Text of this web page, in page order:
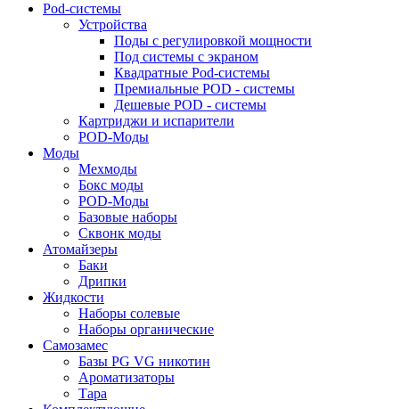
Pod-системы
Устройства
Поды с регулировкой мощности
Под системы с экраном
Квадратные Pod-системы
Премиальные POD - системы
Дешевые POD - системы
Картриджи и испарители
POD-Моды
Моды
Мехмоды
Бокс моды
POD-Моды
Базовые наборы
Сквонк моды
Атомайзеры
Баки
Дрипки
Жидкости
Наборы солевые
Наборы органические
Самозамес
Базы PG VG никотин
Ароматизаторы
Тара